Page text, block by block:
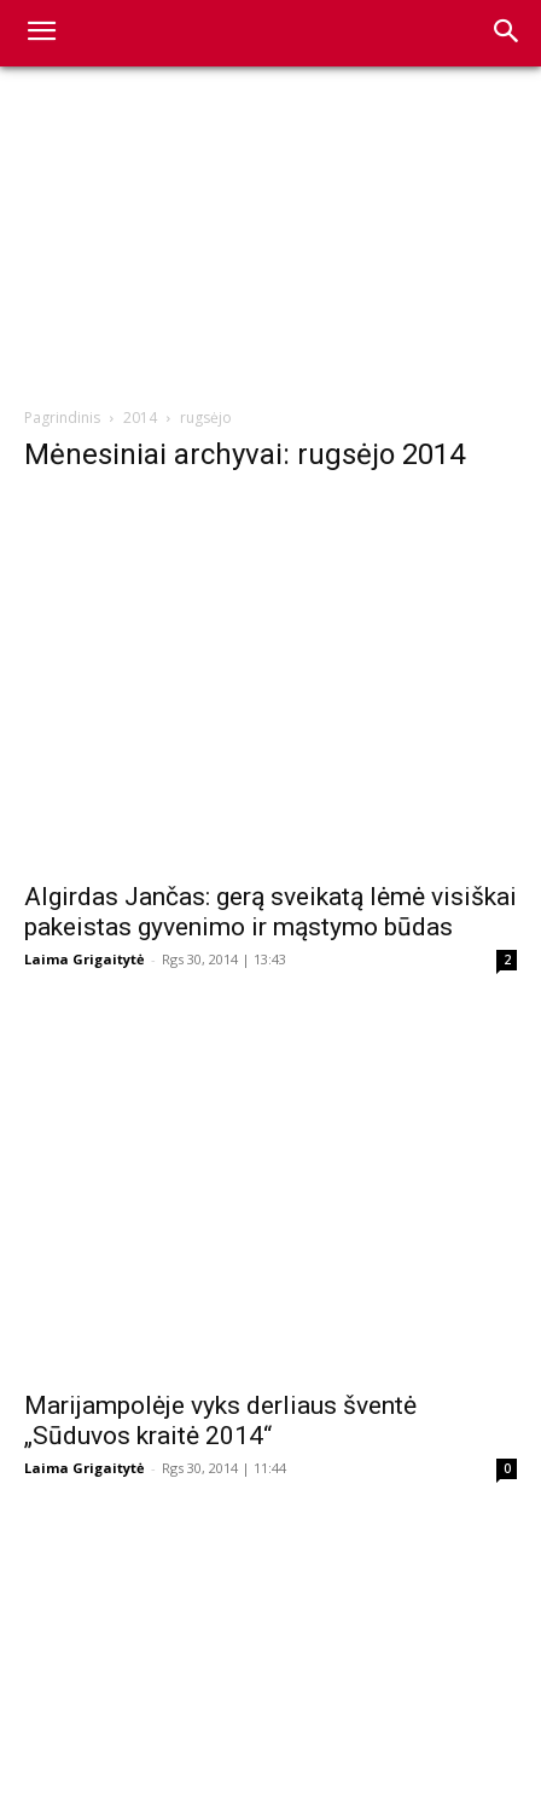
Pagrindinis 2014 rugsėjo
Mėnesiniai archyvai: rugsėjo 2014
Algirdas Jančas: gerą sveikatą lėmė visiškai
pakeistas gyvenimo ir mąstymo būdas
Laima Grigaitytė - Rgs 30, 2014 | 13:43 2
Marijampolėje vyks derliaus šventė
„Sūduvos kraitė 2014“
Laima Grigaitytė - Rgs 30, 2014 | 11:44 0